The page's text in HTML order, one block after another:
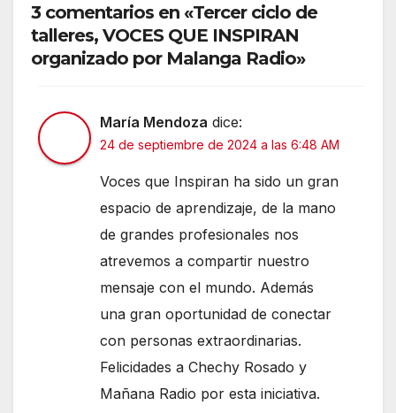
3 comentarios en «Tercer ciclo de
talleres, VOCES QUE INSPIRAN
organizado por Malanga Radio»
María Mendoza dice:
24 de septiembre de 2024 a las 6:48 AM
Voces que Inspiran ha sido un gran
espacio de aprendizaje, de la mano
de grandes profesionales nos
atrevemos a compartir nuestro
mensaje con el mundo. Además
una gran oportunidad de conectar
con personas extraordinarias.
Felicidades a Chechy Rosado y
Mañana Radio por esta iniciativa.